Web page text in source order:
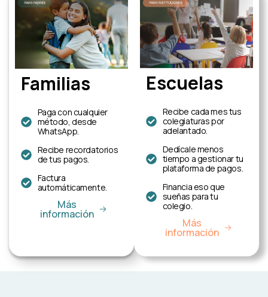
Familias
Paga con cualquier
método, desde
WhatsApp.
Recibe recordatorios
de tus pagos.
Factura
automáticamente.
Más
información
Escuelas
Recibe cada mes tus
colegiaturas por
adelantado.
Dedícale menos
tiempo a gestionar tu
plataforma de pagos.
Financia eso que
sueñas para tu
colegio.
Más
información